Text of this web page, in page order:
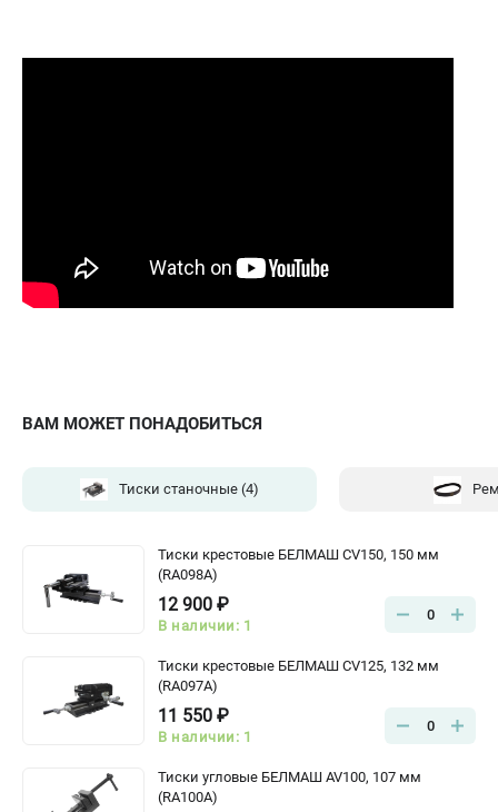
ВАМ МОЖЕТ ПОНАДОБИТЬСЯ
Тиски станочные (4)
Тиски крестовые БЕЛМАШ CV150, 150 мм
(RA098A)
12 900 ₽
В наличии: 1
0
Тиски крестовые БЕЛМАШ CV125, 132 мм
(RA097A)
11 550 ₽
В наличии: 1
0
Тиски угловые БЕЛМАШ AV100, 107 мм
(RA100A)